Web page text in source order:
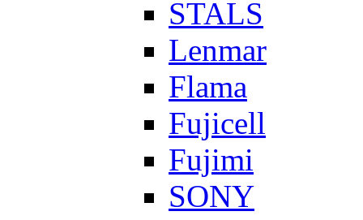
STALS
Lenmar
Flama
Fujicell
Fujimi
SONY